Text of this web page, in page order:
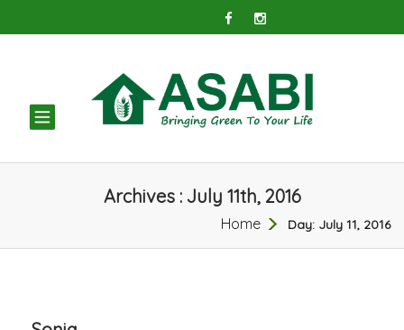
TOGGLE
NAVIGATION
Archives : July 11th, 2016
Home Day: July 11, 2016